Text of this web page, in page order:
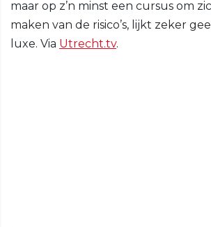
maar op z’n minst een cursus om
maken van de risico’s, lijkt zeker
luxe. Via Utrecht.tv.